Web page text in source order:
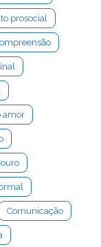
prosocial
amor
Comunicação